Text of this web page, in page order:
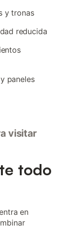
y tronas
reducida
paneles
visitar
todo
en